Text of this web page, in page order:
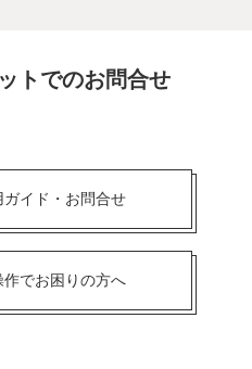
トでのお問合せ
ガイド・お問合せ
作でお困りの方へ